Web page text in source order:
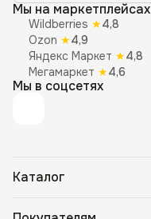
Мы на маркетплейсах
Wildberries ★4,8
Ozon ★4,9
Яндекс Маркет ★4,8
Мегамаркет ★4,6
Мы в соцсетях
Каталог